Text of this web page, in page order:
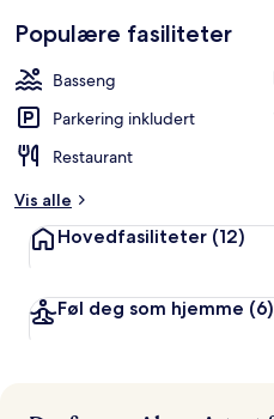
Populære fasiliteter
Basseng
Parkering inkludert
Restaurant
Vis alle
Hovedfasiliteter (12)
Føl deg som hjemme (6)